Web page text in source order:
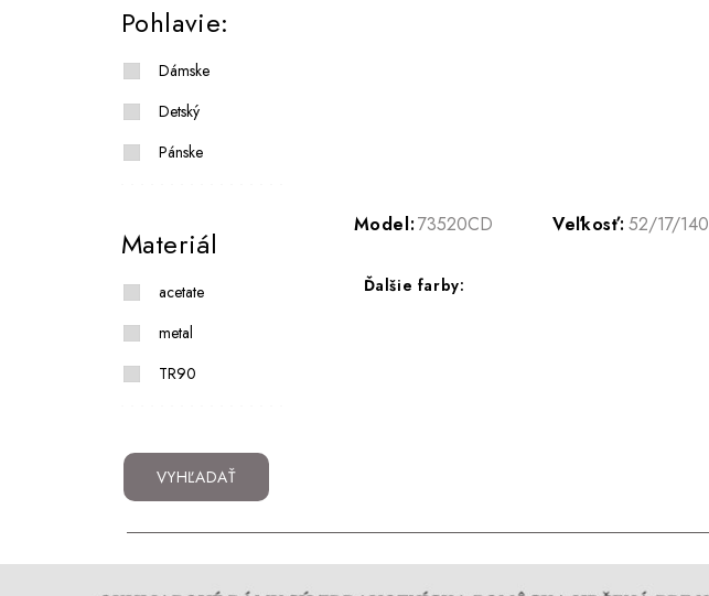
Pohlavie:
Dámske
Detský
Pánske
Materiál
acetate
metal
TR90
VYHĽADAŤ
Model:73520CD Veľkosť: 52/17/140
Ďalšie farby: